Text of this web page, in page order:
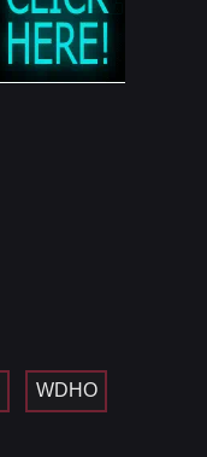
WDHO